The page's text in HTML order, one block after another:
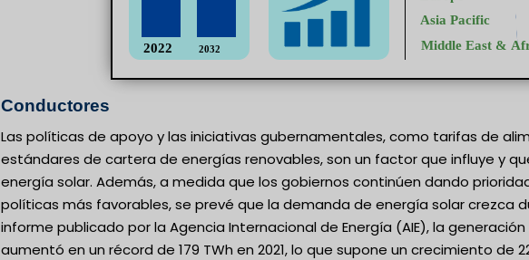
Conductores
Las políticas de apoyo y las iniciativas gubernamentales, como tarifas de
estándares de cartera de energías renovables, son un factor que influye y
energía solar. Además, a medida que los gobiernos continúen dando
políticas más favorables, se prevé que la demanda de energía solar crezca
informe publicado por la Agencia Internacional de Energía (AIE), la
aumentó en un récord de 179 TWh en 2021, lo que supone un crecimiento de